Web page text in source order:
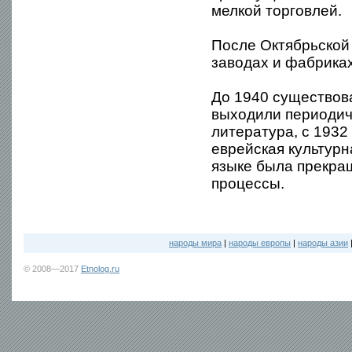
мелкой торговлей.
После
заводах и
До 1940
выходили
литература, с
еврейская
языке была
процессы.
народы мира | народы европы | народы азии
© 2008—2017 Etnolog.ru